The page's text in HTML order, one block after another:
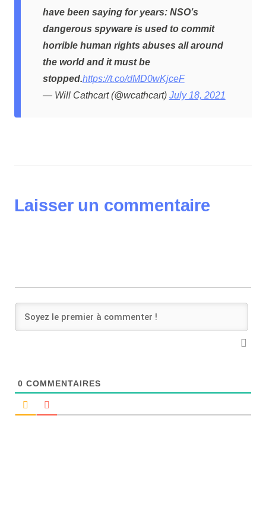
have been saying for years: NSO’s
dangerous spyware is used to commit
horrible human rights abuses all around
the world and it must be
stopped.https://t.co/dMD0wKjceF
— Will Cathcart (@wcathcart) July 18, 2021
Laisser un commentaire
0 COMMENTAIRES